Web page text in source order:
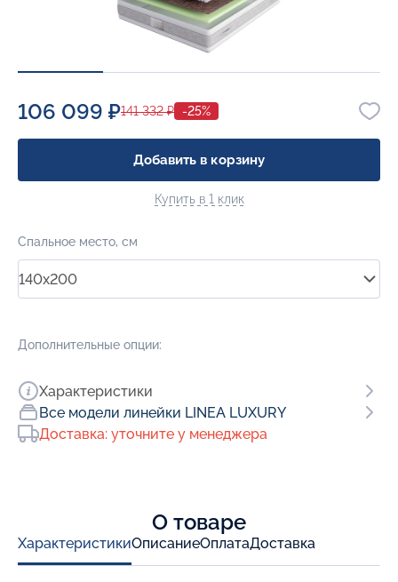
О товаре
ХарактеристикиОписаниеОплатаДоставка
106 099 ₽141 332 ₽ -25%
Добавить в корзину
Купить в 1 клик
Спальное место, см
140x200
Дополнительные опции:
Характеристики
Все модели линейки LINEA LUXURY
Доставка: уточните у менеджера